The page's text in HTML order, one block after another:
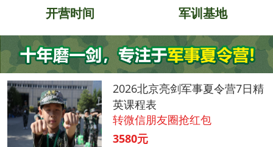
开营时间 军训基地
2026北京亮剑军事夏令营7日精
英课程表
转微信朋友圈抢红包
3580元